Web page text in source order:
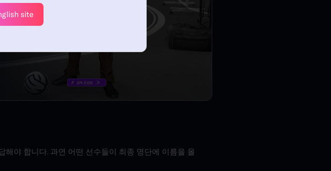
야 합니다. 과연 어떤 선수들이 최종 명단에 이름을 올
site